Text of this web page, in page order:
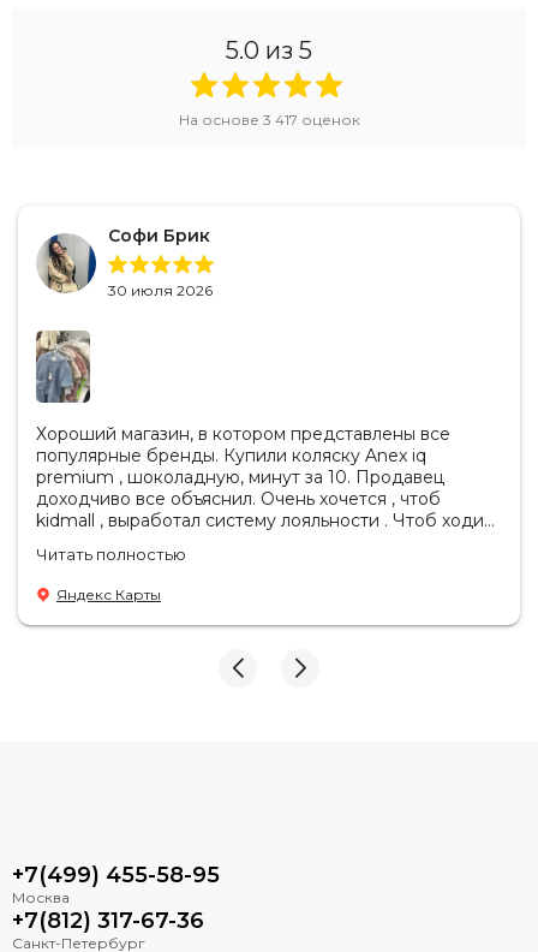
5.0 из 5
На основе 3 417 оценок
Софи Брик
30 июля 2026
Хороший магазин, в котором представлены все
популярные бренды. Купили коляску Anex iq
premium , шоколадную, минут за 10. Продавец
доходчиво все объяснил. Очень хочется , чтоб
kidmall , выработал систему лояльности . Чтоб ходить
Читать полностью
Яндекс Карты
+7(499) 455-58-95
+7(812) 317-67-36